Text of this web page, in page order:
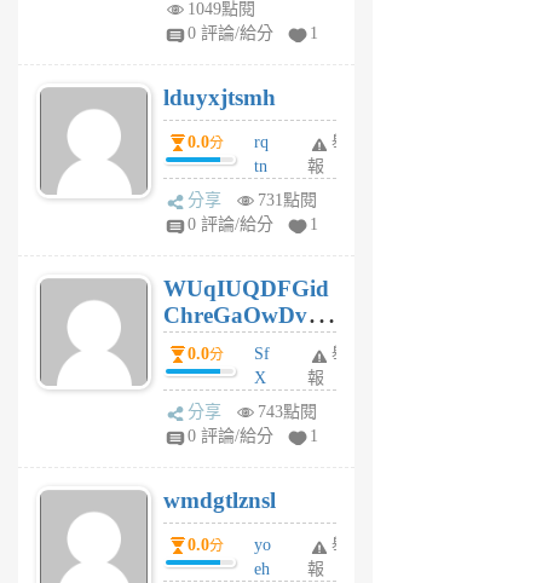
jl
月
前
1049點閱
0 評論/給分
1
lduyxjtsmh
0.0分
rq
tn
jt
gl
個
月
前
舉
報
分享
731點閱
0 評論/給分
1
WUqIUQDFGid
ChreGaOwDv
dY0.0分
Sf
X
Pe
Jc
R
P
m
v
舉
報
分享
743點閱
0 評論/給分
1
wmdgtlznsl
0.0分
yo
eh
舉
報